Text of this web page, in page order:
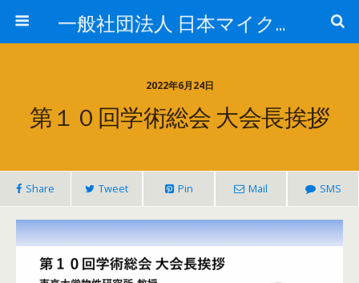
一般社団法人 日本マイクロ・ナノバブル学会
2022年6月24日
第１０回学術総会 大会長挨拶
Share Tweet Pin Mail SMS